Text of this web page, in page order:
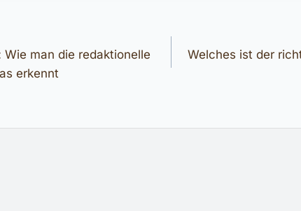
man die redaktionelle
erkennt
Welches ist der